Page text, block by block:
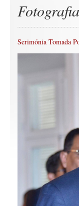
Fotografia
Serimónia Tomada